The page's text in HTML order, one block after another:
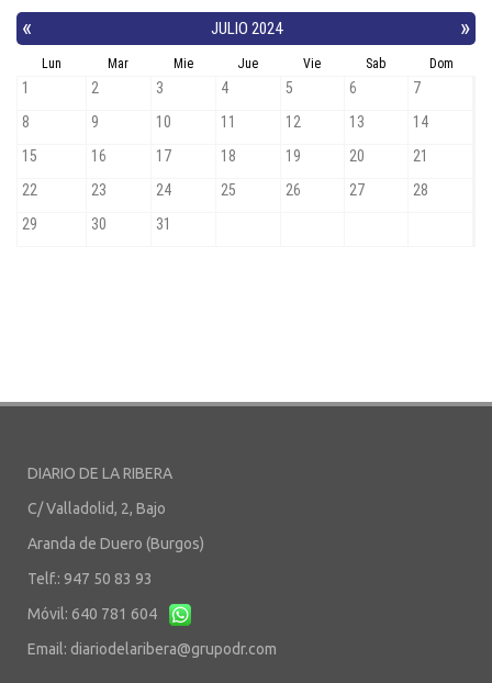
DIARIO DE LA RIBERA
C/ Valladolid, 2, Bajo
Aranda de Duero (Burgos)
Telf.: 947 50 83 93
Móvil: 640 781 604
Email: diariodelaribera@grupodr.com